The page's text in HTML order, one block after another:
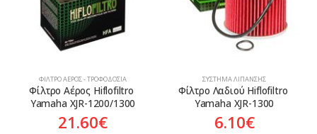
ΦΊΛΤΡΟ ΑΈΡΟΣ - ΤΡΟΦΟΔΟΣΊΑ
Φίλτρο Αέρος Hiflofiltro
Yamaha XJR-1200/1300
21.60€
ΣΎΣΤΗΜΑ ΛΊΠΑΝΣΗΣ
Φίλτρο Λαδιού Hiflofiltro
Yamaha XJR-1300
6.10€